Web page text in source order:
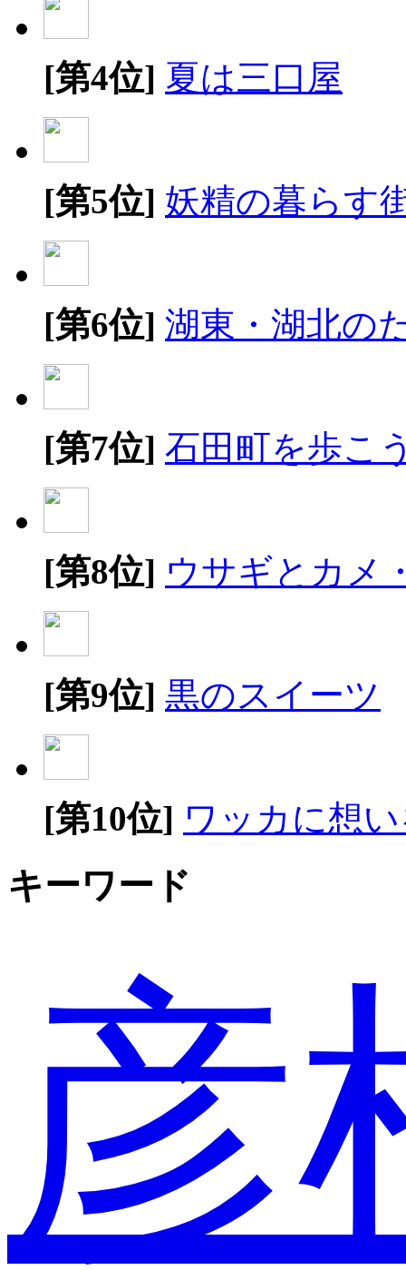
[第4位] 夏は三口屋
[第5位] 妖精の暮らす
[第6位] 湖東・湖北の
[第7位] 石田町を歩こ
[第8位] ウサギとカメ
[第9位] 黒のスイーツ
[第10位] ワッカに想
キーワード
彦